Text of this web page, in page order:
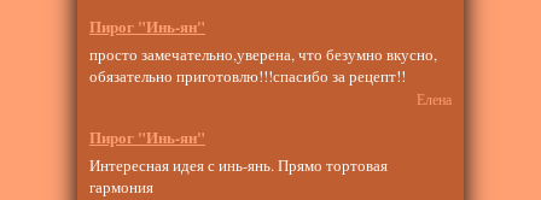
Пирог "Инь-ян"
просто замечательно,уверена, что безумно вкусно,
обязательно приготовлю!!!спасибо за рецепт!!
Елена
Пирог "Инь-ян"
Интересная идея с инь-янь. Прямо тортовая
гармония